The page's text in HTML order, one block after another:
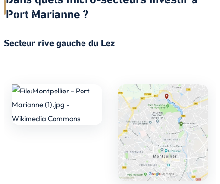
Port Marianne ?
Secteur rive gauche du Lez